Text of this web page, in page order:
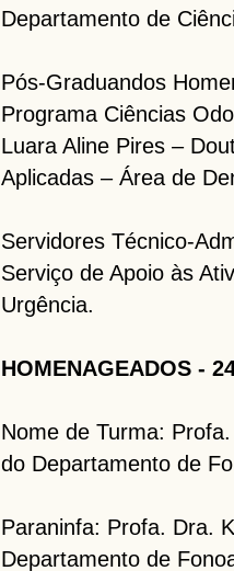
Departamento de
Pós-Graduandos
Programa Ciências
Luara Aline Pires –
Aplicadas – Área de
Servidores Técnico-
Serviço de Apoio às
Urgência.
HOMENAGEADOS -
Nome de Turma:
do Departamento de
Paraninfa: Profa. Dra.
Departamento de